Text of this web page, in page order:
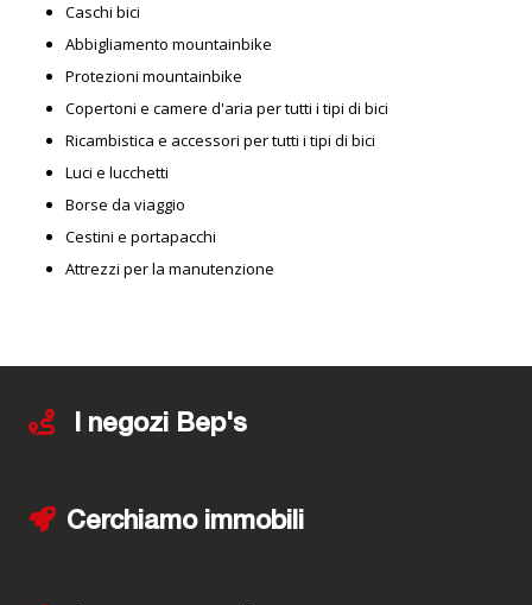
Caschi bici
Abbigliamento mountainbike
Protezioni mountainbike
Copertoni e camere d'aria per tutti i tipi di bici
Ricambistica e accessori per tutti i tipi di bici
Luci e lucchetti
Borse da viaggio
Cestini e portapacchi
Attrezzi per la manutenzione
I negozi Bep's
Cerchiamo immobili